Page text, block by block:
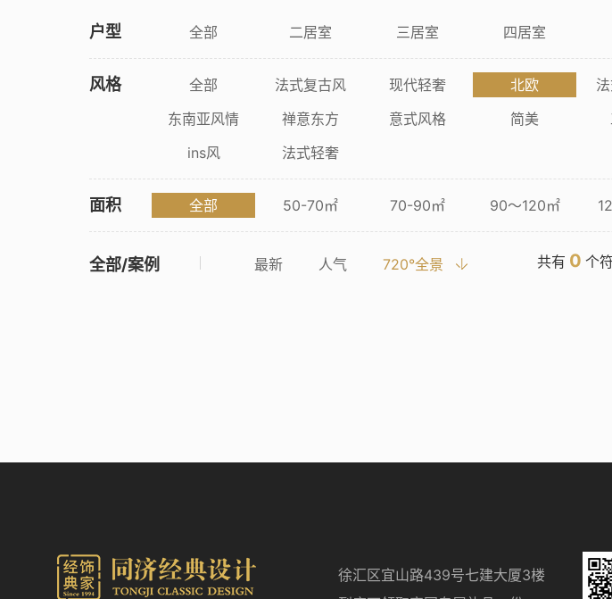
户型 全部 二居室 三居室 四居室
风格 全部 法式复古风 现代轻奢 北欧
东南亚风情
禅意东方 意式风格 简美
ins风
法式轻奢
面积 全部 50-70㎡ 70-90㎡ 90～120㎡
全部/案例 最新 人气 720°全景 共有 0 个
徐汇区宜山路439号七建大厦3楼